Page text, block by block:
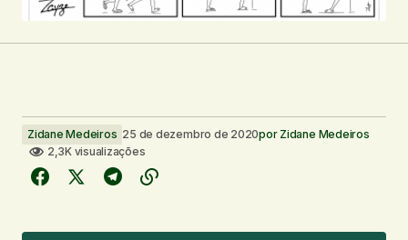
Zidane Medeiros 25 de dezembro de 2020por Zidane Medeiros
2,3K visualizações